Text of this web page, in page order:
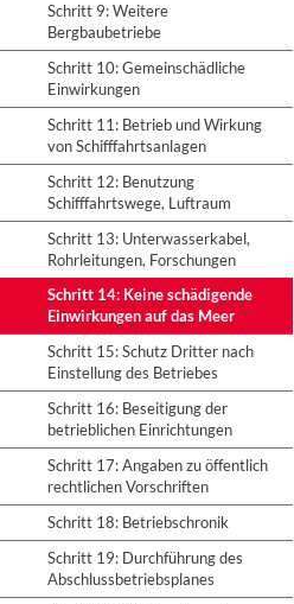
Schritt 9: Weitere
Bergbaubetriebe
Schritt 10: Gemeinschädliche
Einwirkungen
Schritt 11: Betrieb und Wirkung
von Schifffahrtsanlagen
Schritt 12: Benutzung
Schifffahrtswege, Luftraum
Schritt 13: Unterwasserkabel,
Rohrleitungen, Forschungen
Schritt 14: Keine schädigende
Einwirkungen auf das Meer
Schritt 15: Schutz Dritter nach
Einstellung des Betriebes
Schritt 16: Beseitigung der
betrieblichen Einrichtungen
Schritt 17: Angaben zu öffentlich
rechtlichen Vorschriften
Schritt 18: Betriebschronik
Schritt 19: Durchführung des
Abschlussbetriebsplanes